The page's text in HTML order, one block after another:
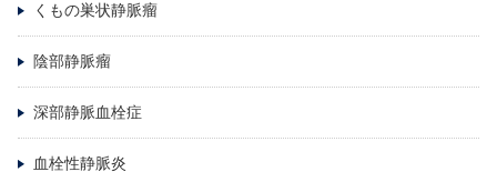
くもの巣状静脈瘤
陰部静脈瘤
深部静脈血栓症
血栓性静脈炎